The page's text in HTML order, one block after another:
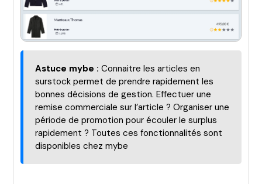
Astuce mybe : Connaitre les articles en
surstock permet de prendre rapidement les
bonnes décisions de gestion. Effectuer une
remise commerciale sur l’article ? Organiser une
période de promotion pour écouler le surplus
rapidement ? Toutes ces fonctionnalités sont
disponibles chez mybe